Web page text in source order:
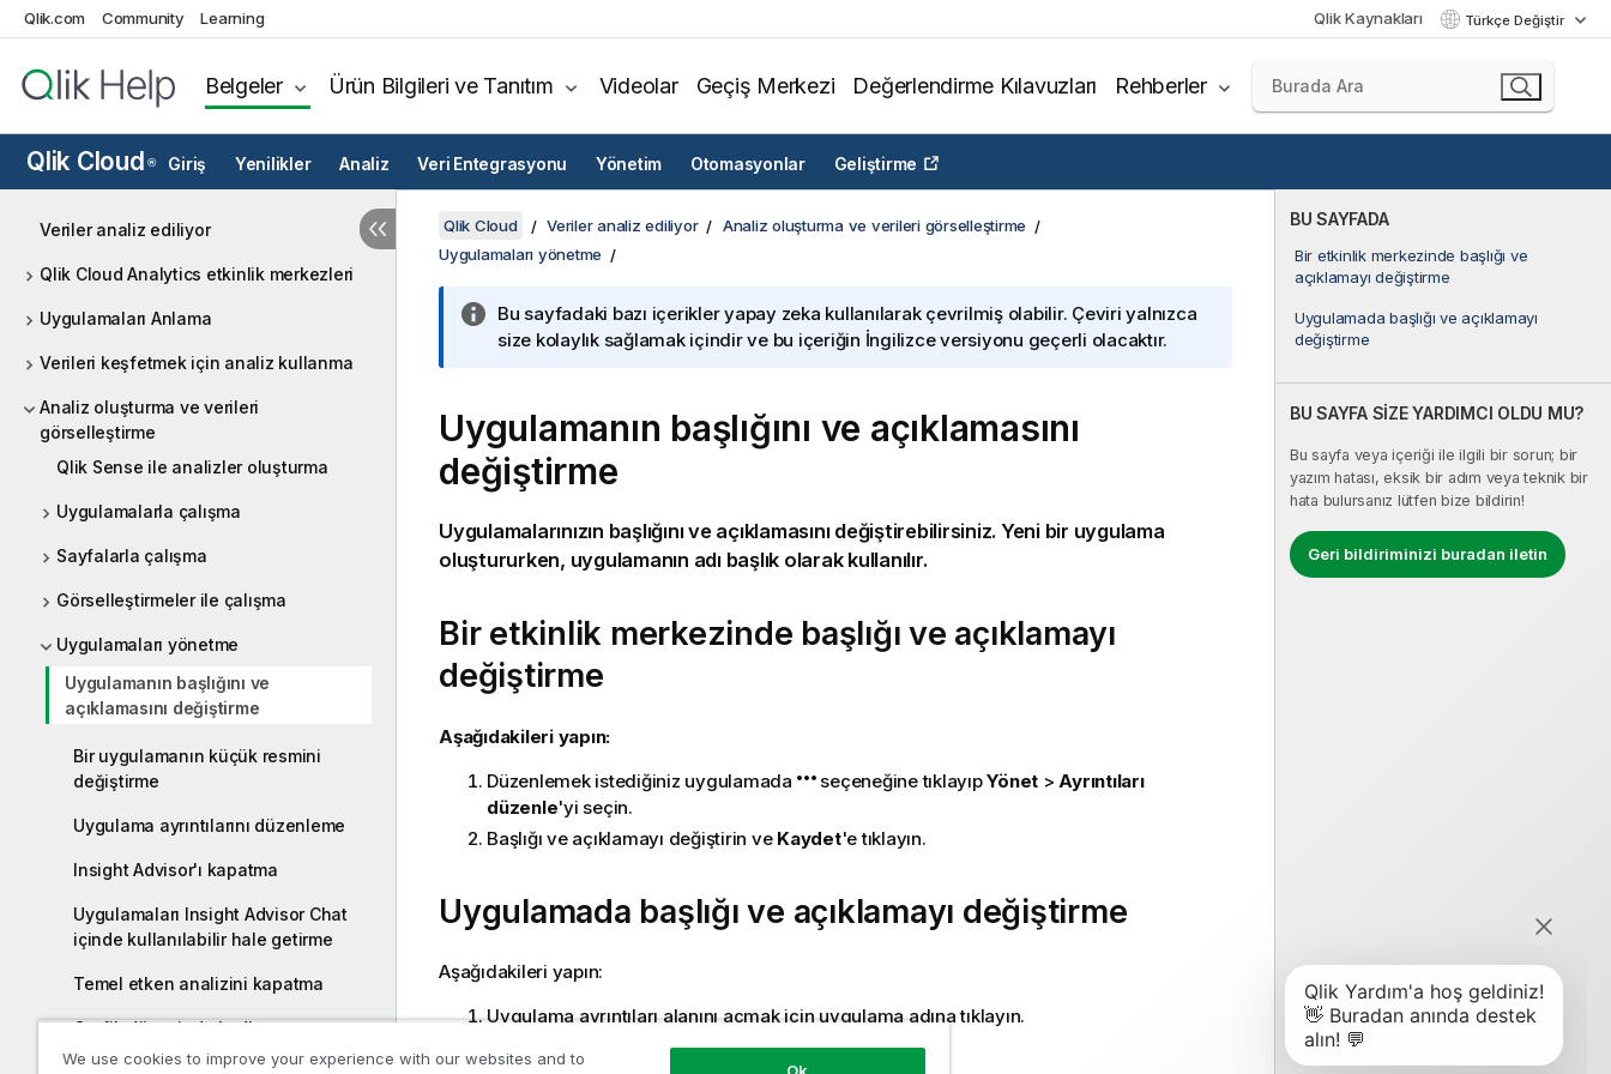
Qlik.com Community Learning Qlik Kaynakları Türkçe Değiştir
Belgeler Ürün Bilgileri ve Tanıtım Videolar Geçiş Merkezi Değerlendirme Kılavuzları Rehberler
Qlik Cloud ® Giriş Yenilikler Analiz Veri Entegrasyonu Yönetim Otomasyonlar Geliştirme
Veriler analiz ediliyor
Qlik Cloud Analytics etkinlik merkezleri
Uygulamaları Anlama
Verileri keşfetmek için analiz kullanma
Analiz oluşturma ve verileri
görselleştirme
Qlik Sense ile analizler oluşturma
Uygulamalarla çalışma
Sayfalarla çalışma
Görselleştirmeler ile çalışma
Uygulamaları yönetme
Uygulamanın başlığını ve
açıklamasını değiştirme
Bir uygulamanın küçük resmini
değiştirme
Uygulama ayrıntılarını düzenleme
Insight Advisor'ı kapatma
Uygulamaları Insight Advisor Chat
içinde kullanılabilir hale getirme
Temel etken analizini kapatma
Grafik düzeyinde kodlamayı açma
BU SAYFADA
Bir etkinlik merkezinde başlığı ve
açıklamayı değiştirme
Uygulamada başlığı ve açıklamayı
değiştirme
BU SAYFA SİZE YARDIMCI OLDU MU?
Bu sayfa veya içeriği ile ilgili bir sorun; bir
yazım hatası, eksik bir adım veya teknik bir
hata bulursanız lütfen bize bildirin!
Geri bildiriminizi buradan iletin
Qlik Cloud Veriler analiz ediliyor
Analiz oluşturma ve verileri görselleştirme
Uygulamaları yönetme
Bu sayfadaki bazı içerikler yapay zeka kullanılarak çevrilmiş olabilir. Çeviri yalnızca
size kolaylık sağlamak içindir ve bu içeriğin İngilizce versiyonu geçerli olacaktır.
Uygulamanın başlığını ve açıklamasını
değiştirme
Uygulamalarınızın başlığını ve açıklamasını değiştirebilirsiniz. Yeni bir uygulama
oluştururken, uygulamanın adı başlık olarak kullanılır.
Bir etkinlik merkezinde başlığı ve açıklamayı
değiştirme
Aşağıdakileri yapın:
Düzenlemek istediğiniz uygulamada
seçeneğine tıklayıpYönet > Ayrıntıları
düzenle'yi seçin.
Başlığı ve açıklamayı değiştirin ve Kaydet'e tıklayın.
Uygulamada başlığı ve açıklamayı değiştirme
Aşağıdakileri yapın:
Uygulama ayrıntıları alanını açmak için uygulama adına tıklayın.
Ayrıntıları düzenle'ye tıklayın.
We use cookies to improve your experience with our websites and to